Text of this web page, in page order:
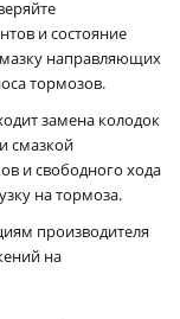
и состояние
направляющих
тормозов.
замена колодок
смазкой
и свободного хода
на тормоза.
производителя
на